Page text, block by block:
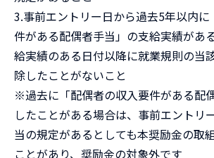
3.事前エントリー日から過去5年以内
件がある配偶者手当」の支給実績があ
給実績のある日付以降に就業規則の当
除したことがないこと
※過去に「配偶者の収入要件がある配
したことがある場合は、事前エントリ
当の規定があるとしても本奨励金の取
ことがあり、奨励金の対象外です